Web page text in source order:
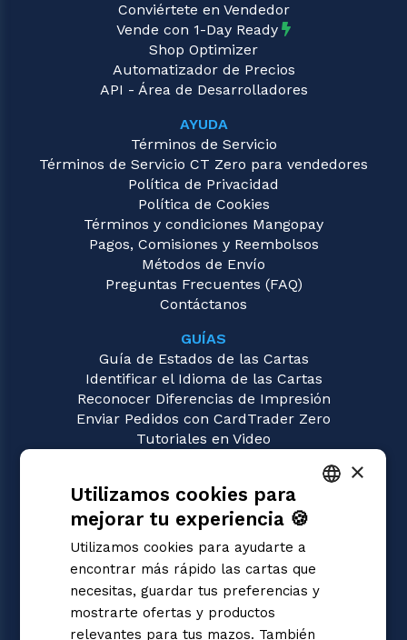
Conviértete en Vendedor
Vende con 1-Day Ready
Shop Optimizer
Automatizador de Precios
API - Área de Desarrolladores
AYUDA
Términos de Servicio
Términos de Servicio CT Zero para vendedores
Política de Privacidad
Política de Cookies
Términos y condiciones Mangopay
Pagos, Comisiones y Reembolsos
Métodos de Envío
Preguntas Frecuentes (FAQ)
Contáctanos
GUÍAS
Guía de Estados de las Cartas
Identificar el Idioma de las Cartas
Reconocer Diferencias de Impresión
Enviar Pedidos con CardTrader Zero
Tutoriales en Video
Gundam
Magic: the Gathering
Pokémon
Yu-Gi-Oh!
Flesh and Blood
Digimon
One Piece
Dragon Ball Super
ITALIAN
×
Utilizamos cookies para
mejorar tu experiencia 🍪
Utilizamos cookies para ayudarte a
encontrar más rápido las cartas que
necesitas, guardar tus preferencias y
mostrarte ofertas y productos
relevantes para tus mazos. También